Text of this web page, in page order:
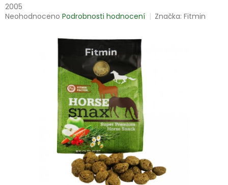
2005
Průměrné
Neohodnoceno Podrobnosti hodnocení Značka:Fitmin